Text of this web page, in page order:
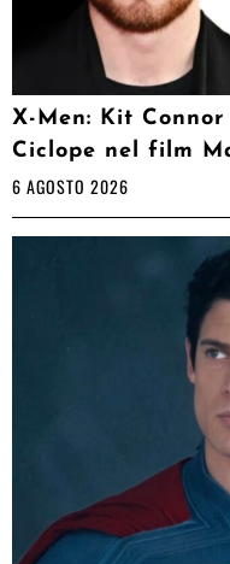
X-Men: Kit
Ciclope nel film
6 AGOSTO 2026